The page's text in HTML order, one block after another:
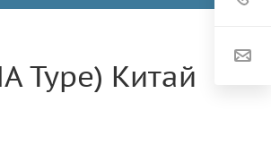
Type) Китай